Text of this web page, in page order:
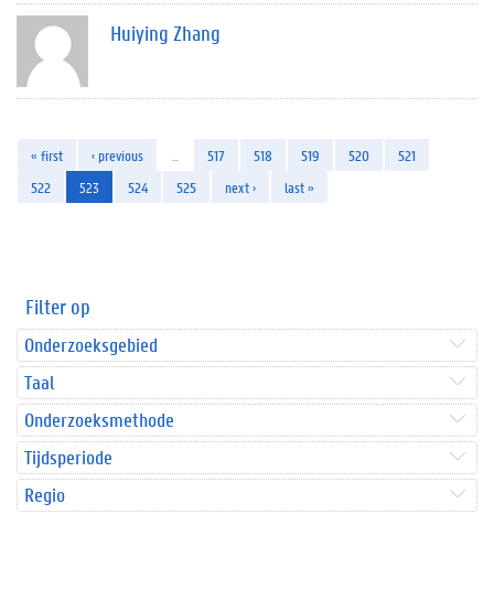
Huiying Zhang
« first ‹ previous 517 518 519 520
521
522
523 524 525 next › last »
Filter op
Onderzoeksgebied
Taal
Onderzoeksmethode
Tijdsperiode
Regio